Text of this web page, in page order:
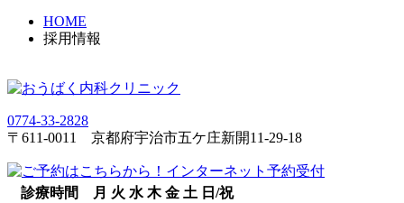
HOME
採用情報
0774-33-2828
〒611-0011 京都府宇治市五ケ庄新開11-29-18
診療時間 月 火 水 木 金 土 日/祝